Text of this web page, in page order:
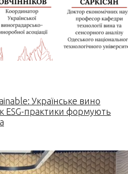
Українське вино
ESG-практики формують